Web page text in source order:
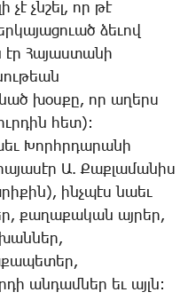
չնշել, որ թէ
ձե­ւով
էր ­Հա­յաս­տա­նի
խօս­քը, որ ա­ղերս
հետ):
­Խորհր­դա­րա­նի
Ա. ­Քաք­լա­մա­նիս
ինչ­պէս նաեւ
քա­ղա­քա­կան այ­րեր,
ան­դամ­ներ եւ այլն: